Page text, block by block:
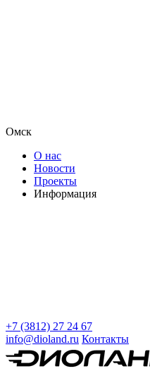
Омск
О нас
Новости
Проекты
Информация
+7 (3812) 27 24 67
info@dioland.ru Контакты